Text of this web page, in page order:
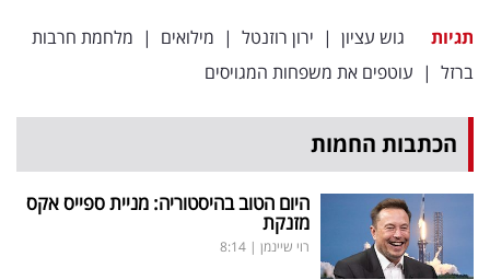
תגיות גוש עציון | ירון רוזנטל | מילואים | מלחמת חרבות
ברזל | עוטפים את משפחות המגויסים
הכתבות החמות
היום הטוב בהיסטוריה: מניית ספייס אקס
מזנקת
רוי שיינמן |
8:14